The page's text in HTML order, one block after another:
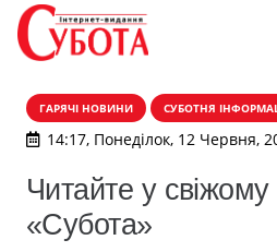
ГАРЯЧІ НОВИНИ СУБОТНЯ
14:17, Понеділок, 12 Червня,
Читайте у свіжому
«Субота»